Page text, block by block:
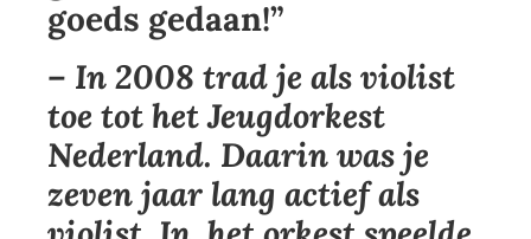
goeds gedaan!”
– In 2008 trad je als violist
toe tot het Jeugdorkest
Nederland. Daarin was je
zeven jaar lang actief als